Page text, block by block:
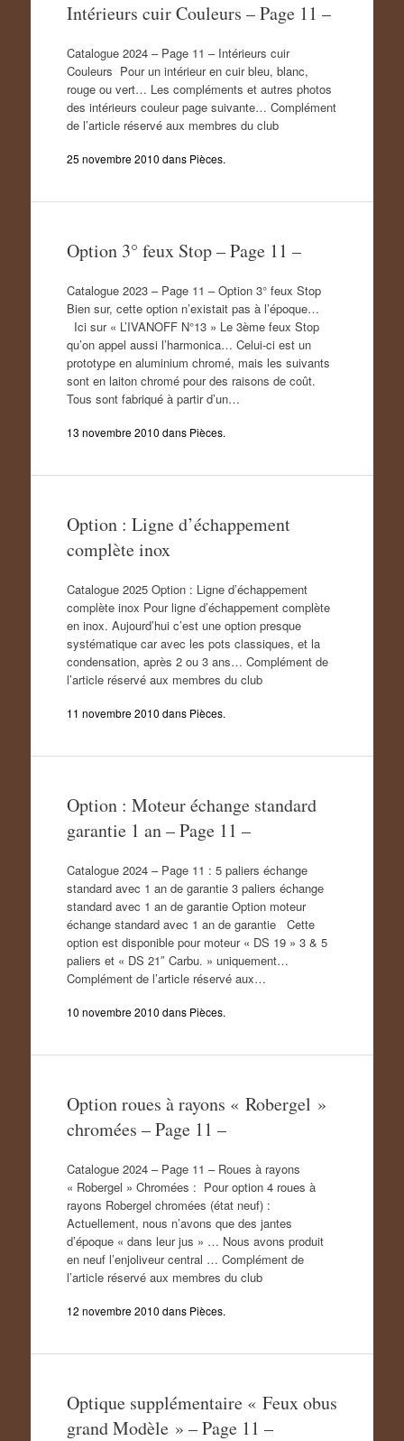
Intérieurs cuir Couleurs – Page 11 –
Catalogue 2024 – Page 11 – Intérieurs cuir
Couleurs Pour un intérieur en cuir bleu, blanc,
rouge ou vert… Les compléments et autres photos
des intérieurs couleur page suivante… Complément
de l’article réservé aux membres du club
25 novembre 2010 dans Pièces.
Option 3° feux Stop – Page 11 –
Catalogue 2023 – Page 11 – Option 3° feux Stop
Bien sur, cette option n’existait pas à l’époque…
Ici sur « L’IVANOFF N°13 » Le 3ème feux Stop
qu’on appel aussi l’harmonica… Celui-ci est un
prototype en aluminium chromé, mais les suivants
sont en laiton chromé pour des raisons de coût.
Tous sont fabriqué à partir d’un…
13 novembre 2010 dans Pièces.
Option : Ligne d’échappement
complète inox
Catalogue 2025 Option : Ligne d’échappement
complète inox Pour ligne d’échappement complète
en inox. Aujourd’hui c’est une option presque
systématique car avec les pots classiques, et la
condensation, après 2 ou 3 ans… Complément de
l’article réservé aux membres du club
11 novembre 2010 dans Pièces.
Option : Moteur échange standard
garantie 1 an – Page 11 –
Catalogue 2024 – Page 11 : 5 paliers échange
standard avec 1 an de garantie 3 paliers échange
standard avec 1 an de garantie Option moteur
échange standard avec 1 an de garantie Cette
option est disponible pour moteur « DS 19 » 3 & 5
paliers et « DS 21″ Carbu. » uniquement…
Complément de l’article réservé aux…
10 novembre 2010 dans Pièces.
Option roues à rayons « Robergel »
chromées – Page 11 –
Catalogue 2024 – Page 11 – Roues à rayons
« Robergel » Chromées : Pour option 4 roues à
rayons Robergel chromées (état neuf) :
Actuellement, nous n’avons que des jantes
d’époque « dans leur jus » … Nous avons produit
en neuf l’enjoliveur central … Complément de
l’article réservé aux membres du club
12 novembre 2010 dans Pièces.
Optique supplémentaire « Feux obus
grand Modèle » – Page 11 –